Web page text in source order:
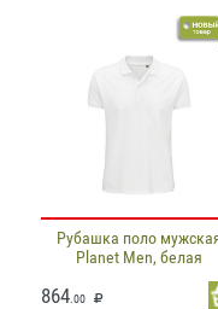
Рубашка поло
Planet Men, белая
864 .00